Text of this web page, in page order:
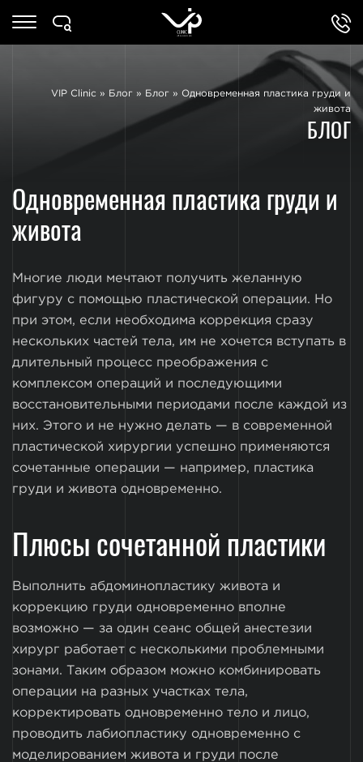
VIP Clinic » Блог » Блог » Одновременная пластика груди и
живота
БЛОГ
Одновременная пластика груди и
живота
Многие люди мечтают получить желанную
фигуру с помощью пластической операции. Но
при этом, если необходима коррекция сразу
нескольких частей тела, им не хочется вступать в
длительный процесс преображения с
комплексом операций и последующими
восстановительными периодами после каждой из
них. Этого и не нужно делать — в современной
пластической хирургии успешно применяются
сочетанные операции — например, пластика
груди и живота одновременно.
Плюсы сочетанной пластики
Выполнить абдоминопластику живота и
коррекцию груди одновременно вполне
возможно — за один сеанс общей анестезии
хирург работает с несколькими проблемными
зонами. Таким образом можно комбинировать
операции на разных участках тела,
корректировать одновременно тело и лицо,
проводить лабиопластику одновременно с
моделированием живота и груди после